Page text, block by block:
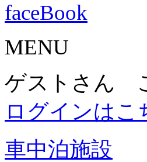
faceBook
MENU
ゲストさん
ログインはこ
車中泊施設